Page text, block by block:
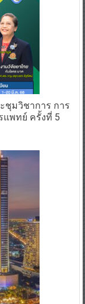
ชุมวิชาการ การ
พทย์ ครั้งที่ 5